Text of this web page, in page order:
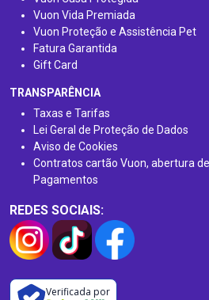
Vuon Vida Premiada
Vuon Proteção e Assistência Pet
Fatura Garantida
Gift Card
TRANSPARÊNCIA
Taxas e Tarifas
Lei Geral de Proteção de Dados
Aviso de Cookies
Contratos cartão Vuon, abertura
Pagamentos
REDES SOCIAIS:
Verificada por